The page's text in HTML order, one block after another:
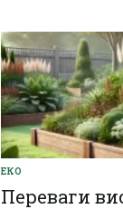
ЕКО
Переваги